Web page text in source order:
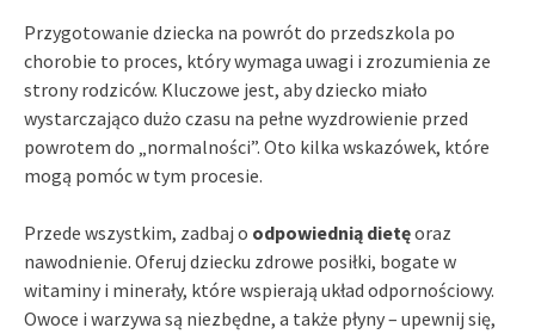
Przygotowanie dziecka na powrót do przedszkola po
chorobie to proces, który wymaga uwagi i zrozumienia ze
strony rodziców. Kluczowe jest, aby dziecko miało
wystarczająco dużo czasu na pełne wyzdrowienie przed
powrotem do „normalności”. Oto kilka wskazówek, które
mogą pomóc w tym procesie.
Przede wszystkim, zadbaj o odpowiednią dietęoraz
nawodnienie. Oferuj dziecku zdrowe posiłki, bogate w
witaminy i minerały, które wspierają układ odpornościowy.
Owoce i warzywa są niezbędne, a także płyny – upewnij się,